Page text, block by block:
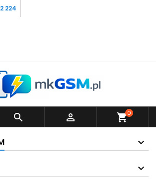
224
  shopping_cart0